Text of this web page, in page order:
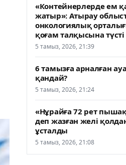
«Контейнерлерде ем
жатыр»: Атырау
онкологиялық
қоғам талқысына түсті
5 тамыз, 2026, 21:39
6 тамызға арналған
қандай?
5 тамыз, 2026, 21:24
«Нұрайға 72 рет
деп жазған желі
ұсталды
5 тамыз, 2026, 21:08